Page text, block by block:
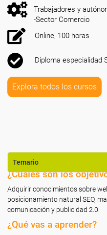
Trabajadores y
-Sector Comercio
Online, 100 horas
Diploma especialidad
Explora todos los cursos
Temario
¿Cuáles son los
Adquirir conocimientos sobre
posicionamiento natural SEO,
comunicación y publicidad 2.0.
¿Qué vas a aprender?